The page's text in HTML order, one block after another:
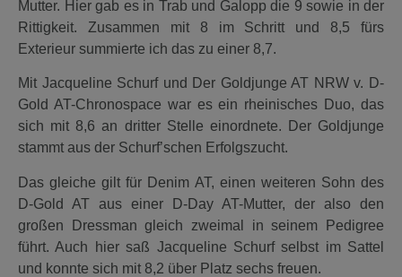
Mutter. Hier gab es in Trab und Galopp die 9 sowie in der
Rittigkeit. Zusammen mit 8 im Schritt und 8,5 fürs
Exterieur summierte ich das zu einer 8,7.
Mit Jacqueline Schurf und Der Goldjunge AT NRW v. D-
Gold AT-Chronospace war es ein rheinisches Duo, das
sich mit 8,6 an dritter Stelle einordnete. Der Goldjunge
stammt aus der Schurf’schen Erfolgszucht.
Das gleiche gilt für Denim AT, einen weiteren Sohn des
D-Gold AT aus einer D-Day AT-Mutter, der also den
großen Dressman gleich zweimal in seinem Pedigree
führt. Auch hier saß Jacqueline Schurf selbst im Sattel
und konnte sich mit 8,2 über Platz sechs freuen.